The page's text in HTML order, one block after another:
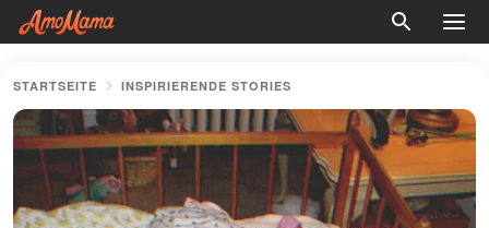
STARTSEITE INSPIRIERENDE STORIES